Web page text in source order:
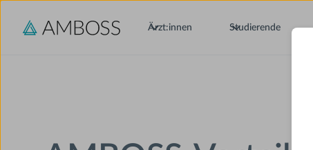
Ärzt:innen Studierende